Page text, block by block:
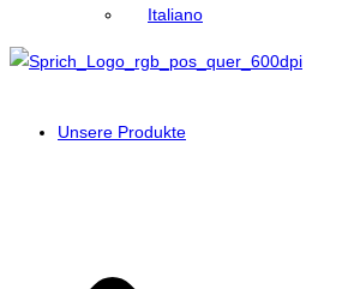
Italiano
Unsere Produkte